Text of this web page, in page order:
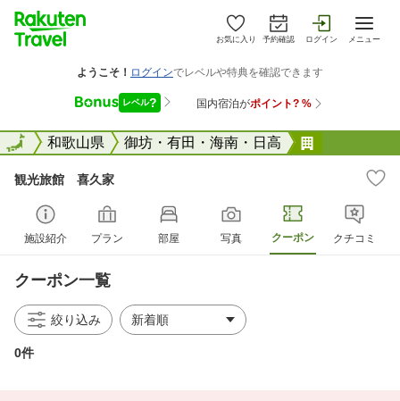
お気に入り 予約確認 ログイン メニュー
全国和歌山県 御坊・有田・海南・日高
全国
観光旅館 喜久家
施設紹介 プラン 部屋 写真 クーポン クチコミ
クーポン一覧
絞り込み
0件